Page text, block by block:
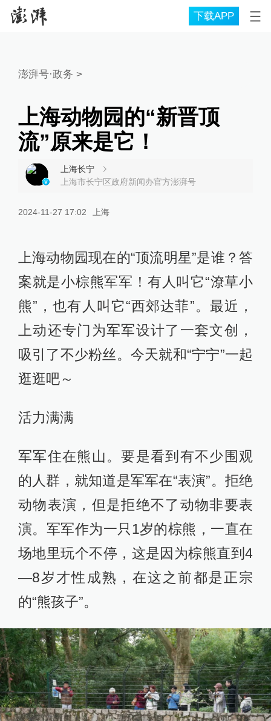
下载APP
澎湃号·政务 >
上海动物园的“新晋顶
流”原来是它！
上海长宁
上海市长宁区政府新闻办官方澎湃号
2024-11-27 17:02 上海
上海动物园现在的“顶流明星”是谁？答
案就是小棕熊军军！有人叫它“潦草小
熊”，也有人叫它“西郊达菲”。最近，
上动还专门为军军设计了一套文创，
吸引了不少粉丝。今天就和“宁宁”一起
逛逛吧～
活力满满
军军住在熊山。要是看到有不少围观
的人群，就知道是军军在“表演”。拒绝
动物表演，但是拒绝不了动物非要表
演。军军作为一只1岁的棕熊，一直在
场地里玩个不停，这是因为棕熊直到4
—8岁才性成熟，在这之前都是正宗
的“熊孩子”。